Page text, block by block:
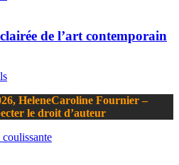
de l’art contemporain
HeleneCaroline Fournier –
le droit d’auteur